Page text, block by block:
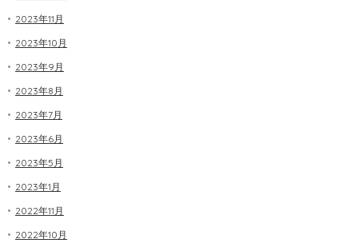
2023年11月
2023年10月
2023年9月
2023年8月
2023年7月
2023年6月
2023年5月
2023年1月
2022年11月
2022年10月